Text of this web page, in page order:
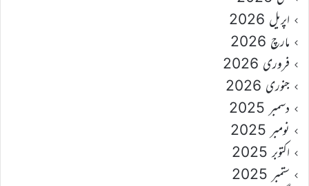
اپریل 2026
مارچ 2026
فروری 2026
جنوری 2026
دسمبر 2025
نومبر 2025
اکتوبر 2025
ستمبر 2025